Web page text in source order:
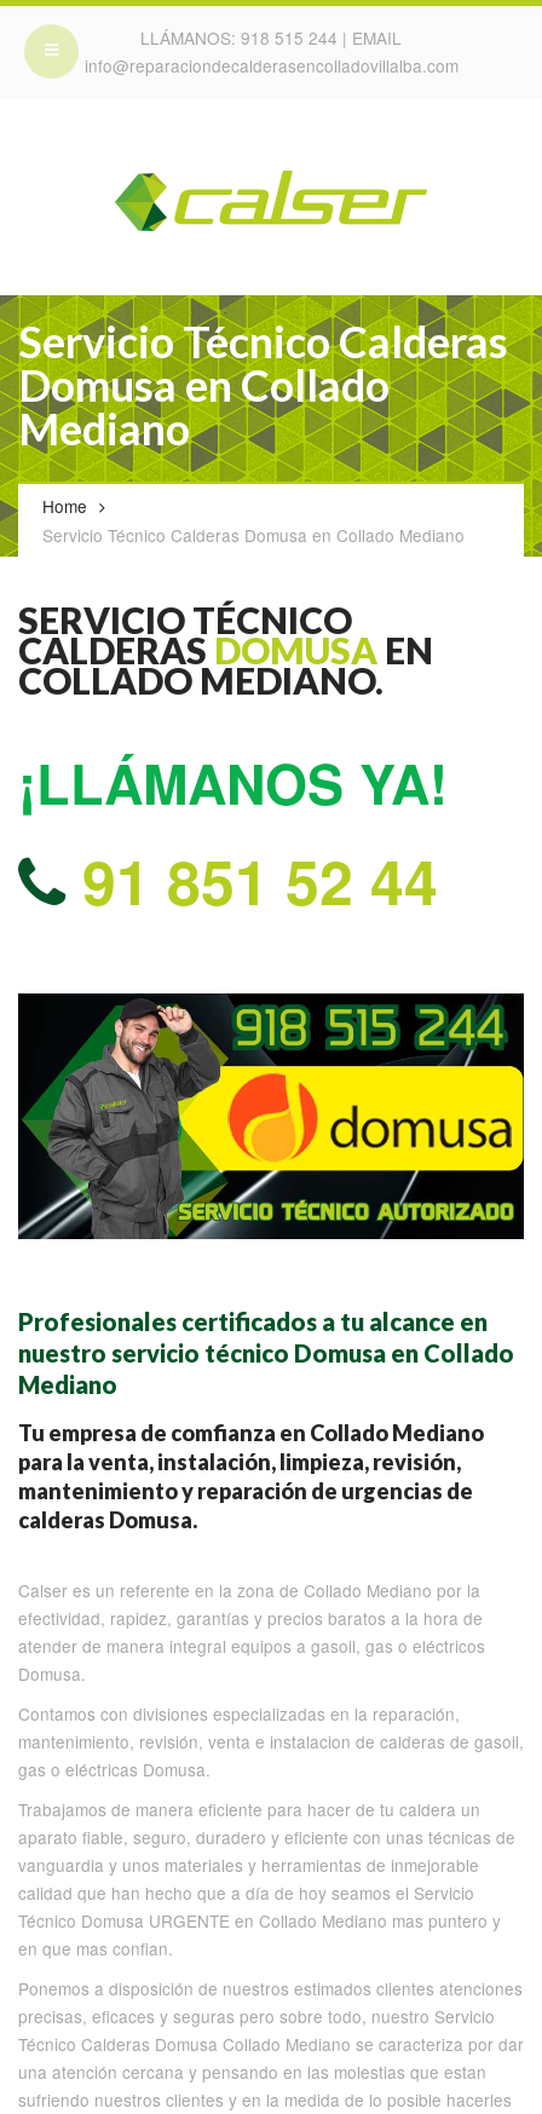
LLÁMANOS: 918 515 244 | EMAIL
info@reparaciondecalderasencolladovillalba.com
Servicio Técnico Calderas
Domusa en Collado
Mediano
Home
Servicio Técnico Calderas Domusa en Collado Mediano
SERVICIO TÉCNICO
CALDERAS DOMUSA EN
COLLADO MEDIANO.
¡LLÁMANOS YA!
91 851 52 44
Profesionales certificados a tu alcance en
nuestro servicio técnico Domusa en Collado
Mediano
Tu empresa de comfianza en Collado Mediano
para la venta, instalación, limpieza, revisión,
mantenimiento y reparación de urgencias de
calderas Domusa.
Calser es un referente en la zona de Collado Mediano por la
efectividad, rapidez, garantías y precios baratos a la hora de
atender de manera integral equipos a gasoil, gas o eléctricos
Domusa.
Contamos con divisiones especializadas en la reparación,
mantenimiento, revisión, venta e instalacion de calderas de gasoil,
gas o eléctricas Domusa.
Trabajamos de manera eficiente para hacer de tu caldera un
aparato fiable, seguro, duradero y eficiente con unas técnicas de
vanguardia y unos materiales y herramientas de inmejorable
calidad que han hecho que a día de hoy seamos el Servicio
Técnico Domusa URGENTE en Collado Mediano mas puntero y
en que mas confian.
Ponemos a disposición de nuestros estimados clientes atenciones
precisas, eficaces y seguras pero sobre todo, nuestro Servicio
Técnico Calderas Domusa Collado Mediano se caracteriza por dar
una atención cercana y pensando en las molestias que estan
sufriendo nuestros clientes y en la medida de lo posible hacerles